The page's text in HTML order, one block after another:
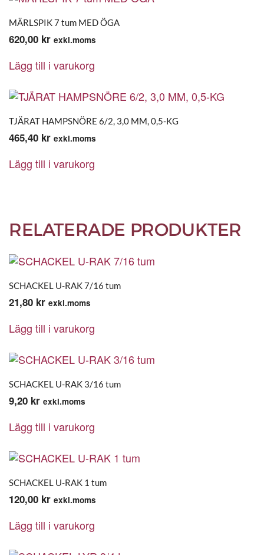
MÄRLSPIK 7 tum MED ÖGA
620,00 kr exkl.moms
Lägg till i varukorg
TJÄRAT HAMPSNÖRE 6/2, 3,0 MM, 0,5-KG
465,40 kr exkl.moms
Lägg till i varukorg
RELATERADE PRODUKTER
SCHACKEL U-RAK 7/16 tum
21,80 kr exkl.moms
Lägg till i varukorg
SCHACKEL U-RAK 3/16 tum
9,20 kr exkl.moms
Lägg till i varukorg
SCHACKEL U-RAK 1 tum
120,00 kr exkl.moms
Lägg till i varukorg